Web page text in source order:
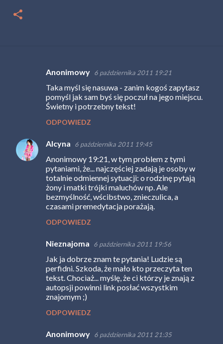
t
a
Anonimowy 6 października 2011 19:21
Taka myśl się nasuwa - zanim kogoś zapytasz
pomyśl jak sam byś się poczuł na jego miejscu.
Świetny i potrzebny tekst!
ODPOWIEDZ
Alcyna 6 października 2011 19:45
Anonimowy 19:21, w tym problem z tymi
pytaniami, że... najczęściej zadają je osoby w
totalnie odmiennej sytuacji: o rodzinę pytają
żony i matki trójki maluchów np. Ale
bezmyślność, wścibstwo, znieczulica, a
czasami premedytacja porażają.
ODPOWIEDZ
Nieznajoma 6 października 2011 19:56
Jak ja dobrze znam te pytania! Ludzie są
perfidni. Szkoda, że mało kto przeczyta ten
tekst. Chociaż... myślę, że ci którzy je znają z
autopsji powinni link posłać wszystkim
znajomym ;)
ODPOWIEDZ
Anonimowy 6 października 2011 21:35